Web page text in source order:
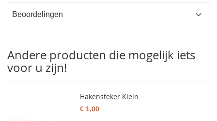
Beoordelingen
Andere producten die mogelijk iets
voor u zijn!
Hakensteker Klein
€ 1,00